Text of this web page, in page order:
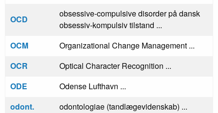
OCD
obsessive-compulsive disorder på dansk
obsessiv-kompulsiv tilstand ...
OCM
Organizational Change Management ...
OCR
Optical Character Recognition ...
ODE
Odense Lufthavn ...
odont.
odontologiae (tandlægevidenskab) ...